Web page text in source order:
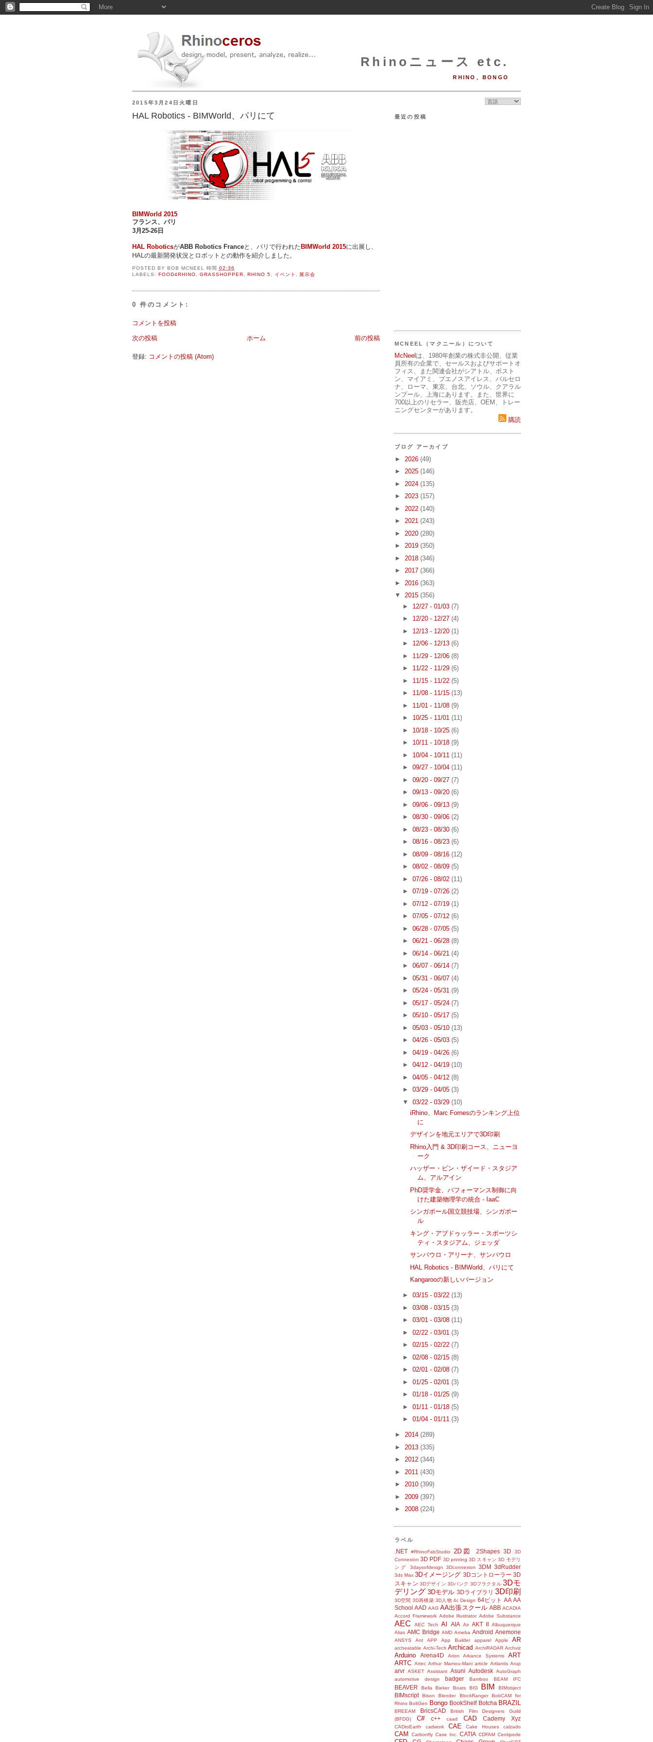
Rhinoニュース etc.
RHINO、BONGO
2015年3月24日火曜日
HAL Robotics - BIMWorld、パリにて
BIMWorld 2015
フランス、パリ
3月25-26日
HAL RoboticsがABB Robotics Franceと、パリで行われた BIMWorld 2015に出展し、
HALの最新開発状況とロボットとの動作を紹介しました。
POSTED BY BOB MCNEEL 時間 02:36
LABELS: FOOD4RHINO GRASSHOPPER RHINO 5 イベント 展示会
0 件のコメント:
コメントを投稿
次の投稿 前の投稿
ホーム
登録: コメントの投稿 (Atom)
最近の投稿
MCNEEL（マクニール）について
McNeelは、1980年創業の株式非公開、従業
員所有の企業で、セールスおよびサポートオ
フィス、また関連会社がシアトル、ボスト
ン、マイアミ、ブエノスアイレス、バルセロ
ナ、ローマ、東京、台北、ソウル、クアラル
ンプール、上海にあります。また、世界に
700以上のリセラー、販売店、OEM、トレー
ニングセンターがあります。
購読
ブログ アーカイブ
► 2026 (49)
► 2025 (146)
► 2024 (135)
► 2023 (157)
► 2022 (140)
► 2021 (243)
► 2020 (280)
► 2019 (350)
► 2018 (346)
► 2017 (366)
► 2016 (363)
▼ 2015 (356)
► 12/27 - 01/03 (7)
► 12/20 - 12/27 (4)
► 12/13 - 12/20 (1)
► 12/06 - 12/13 (6)
► 11/29 - 12/06 (8)
► 11/22 - 11/29 (6)
► 11/15 - 11/22 (5)
► 11/08 - 11/15 (13)
► 11/01 - 11/08 (9)
► 10/25 - 11/01 (11)
► 10/18 - 10/25 (6)
► 10/11 - 10/18 (9)
► 10/04 - 10/11 (11)
► 09/27 - 10/04 (11)
► 09/20 - 09/27 (7)
► 09/13 - 09/20 (6)
► 09/06 - 09/13 (9)
► 08/30 - 09/06 (2)
► 08/23 - 08/30 (6)
► 08/16 - 08/23 (6)
► 08/09 - 08/16 (12)
► 08/02 - 08/09 (5)
► 07/26 - 08/02 (11)
► 07/19 - 07/26 (2)
► 07/12 - 07/19 (1)
► 07/05 - 07/12 (6)
► 06/28 - 07/05 (5)
► 06/21 - 06/28 (8)
► 06/14 - 06/21 (4)
► 06/07 - 06/14 (7)
► 05/31 - 06/07 (4)
► 05/24 - 05/31 (9)
► 05/17 - 05/24 (7)
► 05/10 - 05/17 (5)
► 05/03 - 05/10 (13)
► 04/26 - 05/03 (5)
► 04/19 - 04/26 (6)
► 04/12 - 04/19 (10)
► 04/05 - 04/12 (8)
► 03/29 - 04/05 (3)
▼ 03/22 - 03/29 (10)
iRhino、Marc Fornesのランキング上位
に
デザインを地元エリアで3D印刷
Rhino入門 & 3D印刷コース、ニューヨ
ーク
ハッザー・ビン・ザイード・スタジア
ム、アルアイン
PhD奨学金、パフォーマンス制御に向
けた建築物理学の統合 - IaaC
シンガポール国立競技場、シンガポー
ル
キング・アブドゥッラー・スポーツシ
ティ・スタジアム、ジェッダ
サンパウロ・アリーナ、サンパウロ
HAL Robotics - BIMWorld、パリにて
Kangarooの新しいバージョン
► 03/15 - 03/22 (13)
► 03/08 - 03/15 (3)
► 03/01 - 03/08 (11)
► 02/22 - 03/01 (3)
► 02/15 - 02/22 (7)
► 02/08 - 02/15 (8)
► 02/01 - 02/08 (7)
► 01/25 - 02/01 (3)
► 01/18 - 01/25 (9)
► 01/11 - 01/18 (5)
► 01/04 - 01/11 (3)
► 2014 (289)
► 2013 (335)
► 2012 (344)
► 2011 (430)
► 2010 (399)
► 2009 (397)
► 2008 (224)
ラベル
.NET #RhinoFabStudio 2D図 2Shapes 3D
3D
Connexion 3D PDF 3D printing 3D スキャン 3D モデリ
ング
3daysofdesign 3Dconnexion 3DM 3dRudder
3ds Max 3Dイメージング 3Dコントローラー 3D
スキャン 3Dデザイン 3Dバンク 3Dフラクタル 3Dモ
デリング 3Dモデル 3Dライブラリ 3D印刷
3D空間 3D再構築 3D人物 4c Design 64ビット AA AA
School AAD AAG AA出張スクール ABB ACADIA
Accord Framework Adobe Illustrator Adobe Substance
AEC AEC Tech AI AIA Air AKT II
Albuquerque
Alias AMC Bridge AMD Ameba Android Anemone
ANSYS Ant APP App Builder apparel Apple AR
archeatable Archi-Tech Archicad ArchiRADAR Archviz
Arduino Arena4D Arion Arkance Systems
ART
ARTC Artec Arthur Mamou-Mani article Artlantis Arup
arvr ASKET Assistant Asuni Autodesk AutoGraph
automotive design
badger Bamboo BEAM IFC
BEAVER Bella Bieker Boats BIG BIM BIMobject
BIMscript Bison Blender BlockRanger
BobCAM for
Rhino BoltGen Bongo BookShelf Botcha BRAZIL
BREEAM BricsCAD
British Film Designers Guild
(BFDG)
C# c++ caad CAD Cademy Xyz
CADtoEarth cadwork CAE Cake Houses calzado
CAM Carbonfly Case Inc. CATIA CDFAM Centipede